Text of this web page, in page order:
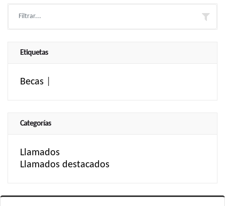
Etiquetas
Becas
Categorías
Llamados
Llamados destacados